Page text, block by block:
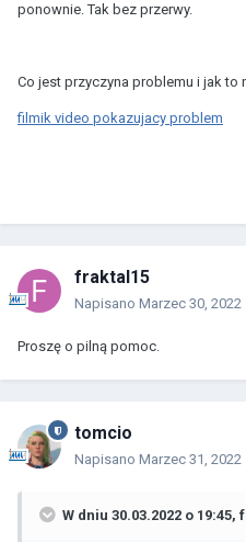
ponownie. Tak bez przerwy.
Co jest przyczyna problemu i jak to
filmik video pokazujacy problem
fraktal15
Napisano Marzec 30, 2022
Proszę o pilną pomoc.
tomcio
Napisano Marzec 31, 2022
W dniu 30.03.2022 o 19:45,